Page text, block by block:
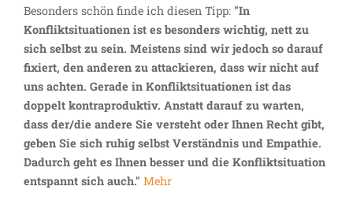
Besonders schön finde ich diesen Tipp: "In
Konfliktsituationen ist es besonders wichtig, nett zu
sich selbst zu sein. Meistens sind wir jedoch so darauf
fixiert, den anderen zu attackieren, dass wir nicht auf
uns achten. Gerade in Konfliktsituationen ist das
doppelt kontraproduktiv. Anstatt darauf zu warten,
dass der/die andere Sie versteht oder Ihnen Recht gibt,
geben Sie sich ruhig selbst Verständnis und Empathie.
Dadurch geht es Ihnen besser und die Konfliktsituation
entspannt sich auch." Mehr